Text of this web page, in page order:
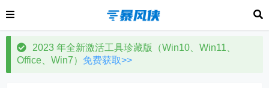
2023 年全新激活工具珍藏版（Win10、Win11、
Office、Win7） 免费获取>>